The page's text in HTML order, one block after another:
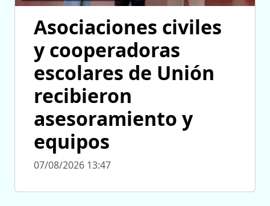
Asociaciones civiles
y cooperadoras
escolares de Unión
recibieron
asesoramiento y
equipos
07/08/2026 13:47